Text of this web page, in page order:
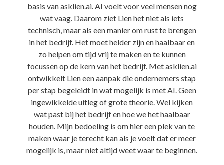
basis van asklien.ai. AI voelt voor veel mensen nog
wat vaag. Daarom ziet Lien het niet als iets
technisch, maar als een manier om rust te brengen
in het bedrijf. Het moet helder zijn en haalbaar en
zo helpen om tijd vrij te maken en te kunnen
focussen op de kern van het bedrijf. Met asklien.ai
ontwikkelt Lien een aanpak die ondernemers stap
per stap begeleidt in wat mogelijk is met AI. Geen
ingewikkelde uitleg of grote theorie. Wel kijken
wat past bij het bedrijf en hoe we het haalbaar
houden. Mijn bedoeling is om hier een plek van te
maken waar je terecht kan als je voelt dat er meer
mogelijk is, maar niet altijd weet waar te beginnen.